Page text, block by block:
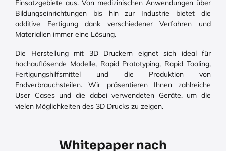
Einsatzgebiete aus. Von medizinischen Anwendungen über
Bildungseinrichtungen bis hin zur Industrie bietet die
additive Fertigung dank verschiedener Verfahren und
Materialien immer eine Lösung.
Die Herstellung mit 3D Druckern eignet sich ideal für
hochauflösende Modelle, Rapid Prototyping, Rapid Tooling,
Fertigungshilfsmittel und die Produktion von
Endverbrauchsteilen. Wir präsentieren Ihnen zahlreiche
User Cases und die dabei verwendeten Geräte, um die
vielen Möglichkeiten des 3D Drucks zu zeigen.​
Whitepaper nach